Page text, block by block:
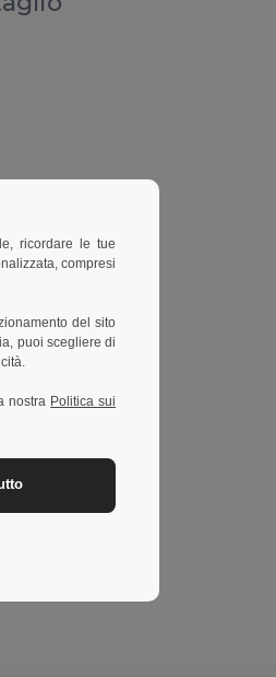
ricordare le tue
compresi
del sito
puoi scegliere di
nostra Politica sui